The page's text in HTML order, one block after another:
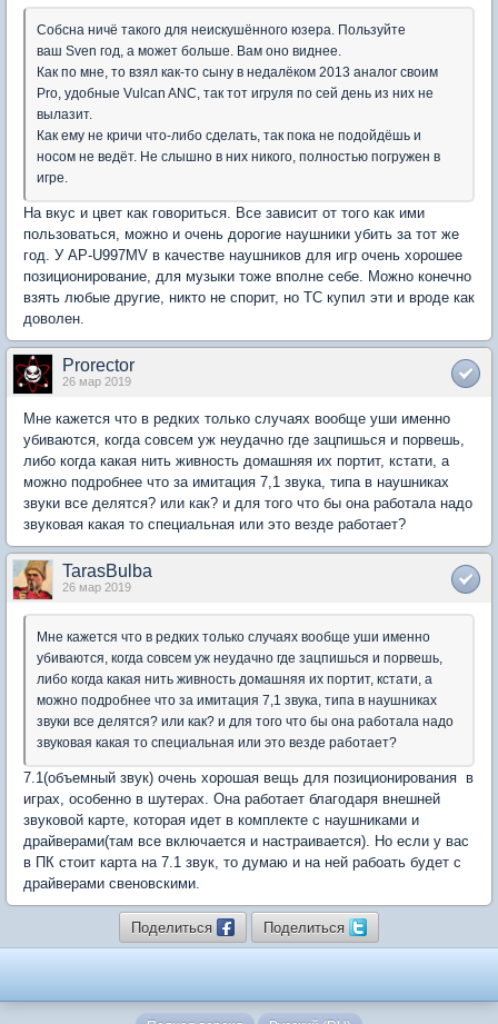
Собсна ничё такого для неискушённого юзера. Пользуйте
ваш Sven год, а может больше. Вам оно виднее.
Как по мне, то взял как-то сыну в недалёком 2013 аналог своим
Pro, удобные Vulcan ANC, так тот игруля по сей день из них не
вылазит.
Как ему не кричи что-либо сделать, так пока не подойдёшь и
носом не ведёт. Не слышно в них никого, полностью погружен в
игре.
На вкус и цвет как говориться. Все зависит от того как ими
пользоваться, можно и очень дорогие наушники убить за тот же
год. У AP-U997MV в качестве наушников для игр очень хорошее
позиционирование, для музыки тоже вполне себе. Можно конечно
взять любые другие, никто не спорит, но ТС купил эти и вроде как
доволен.
Prorector
26 мар 2019
Мне кажется что в редких только случаях вообще уши именно
убиваются, когда совсем уж неудачно где зацпишься и порвешь,
либо когда какая нить живность домашняя их портит, кстати, а
можно подробнее что за имитация 7,1 звука, типа в наушниках
звуки все делятся? или как? и для того что бы она работала надо
звуковая какая то специальная или это везде работает?
TarasBulba
26 мар 2019
Мне кажется что в редких только случаях вообще уши именно
убиваются, когда совсем уж неудачно где зацпишься и порвешь,
либо когда какая нить живность домашняя их портит, кстати, а
можно подробнее что за имитация 7,1 звука, типа в наушниках
звуки все делятся? или как? и для того что бы она работала надо
звуковая какая то специальная или это везде работает?
7.1(объемный звук) очень хорошая вещь для позиционирования в
играх, особенно в шутерах. Она работает благодаря внешней
звуковой карте, которая идет в комплекте с наушниками и
драйверами(там все включается и настраивается). Но если у вас
в ПК стоит карта на 7.1 звук, то думаю и на ней рабоать будет с
драйверами свеновскими.
Поделиться Поделиться